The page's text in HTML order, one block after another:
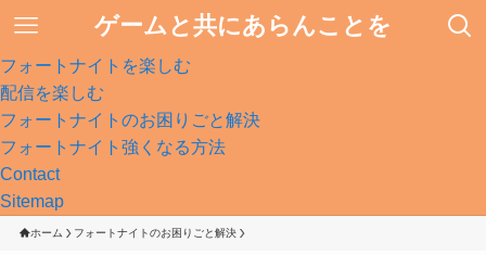
ゲームと共にあらんことを
フォートナイトを楽しむ
配信を楽しむ
フォートナイトのお困りごと解決
フォートナイト強くなる方法
Contact
Sitemap
ホーム フォートナイトのお困りごと解決